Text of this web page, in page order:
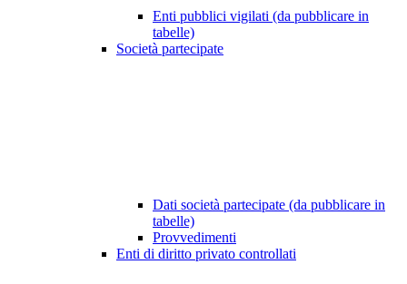
Enti pubblici vigilati (da pubblicare in
tabelle)
Società partecipate
Dati società partecipate (da pubblicare in
tabelle)
Provvedimenti
Enti di diritto privato controllati